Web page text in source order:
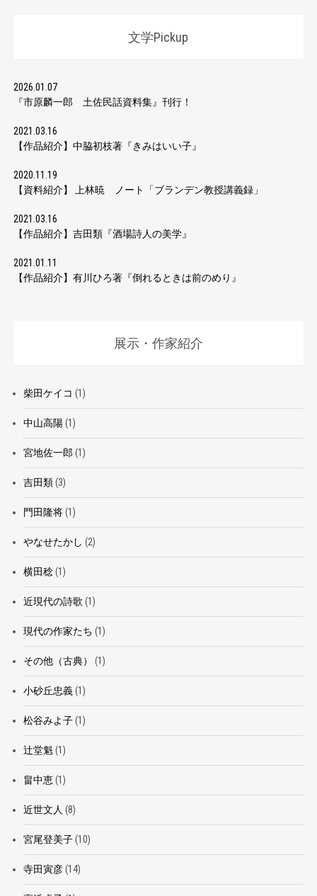
文学Pickup
2026.01.07
『市原麟一郎 土佐民話資料集』刊行！
2021.03.16
【作品紹介】中脇初枝著『きみはいい子』
2020.11.19
【資料紹介】 上林暁 ノート「ブランデン教授講義録」
2021.03.16
【作品紹介】吉田類『酒場詩人の美学』
2021.01.11
【作品紹介】有川ひろ著『倒れるときは前のめり』
展示・作家紹介
柴田ケイコ (1)
中山高陽(1)
宮地佐一郎 (1)
吉田類(3)
門田隆将(1)
やなせたかし (2)
横田稔(1)
近現代の詩歌 (1)
現代の作家たち (1)
その他（古典） (1)
小砂丘忠義(1)
松谷みよ子(1)
辻堂魁(1)
畠中恵(1)
近世文人 (8)
宮尾登美子(10)
寺田寅彦(14)